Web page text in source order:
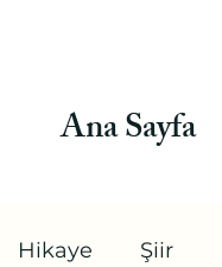
Ana Sayfa
Hikaye Şiir